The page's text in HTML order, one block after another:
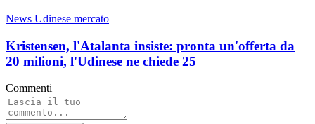
News Udinese mercato
Kristensen, l'Atalanta insiste: pronta un'offerta da
20 milioni, l'Udinese ne chiede 25
Commenti